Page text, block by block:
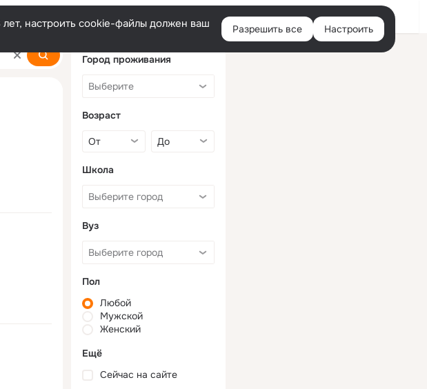
Войти
настроить cookie-файлы должен ваш
Разрешить все Настроить
Город проживания
Возраст
Школа
Вуз
Пол
Любой
Мужской
Женский
Ещё
Сейчас на сайте